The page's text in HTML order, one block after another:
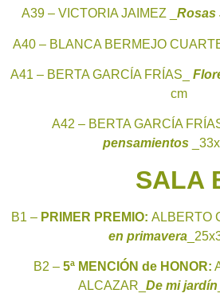
A39 – VICTORIA JAIMEZ _ Rosas
A40 – BLANCA BERMEJO
A41 – BERTA GARCÍA FRÍAS_
cm
A42 – BERTA GARCÍA
pensamientos
SALA
B1 – PRIMER PREMIO: ALBERTO
en primavera
B2 – 5ª MENCIÓN de HONOR:
ALCAZAR_ De mi jardín